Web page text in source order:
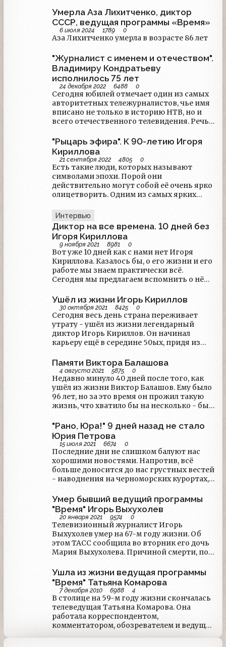
Умерла Аза Лихитченко, диктор
СССР, ведущая программы «Время»
6 июля 2024 1789 0
Аза Лихитченко умерла в возрасте 86 лет
"Журналист с именем и отечеством".
Владимиру Кондратьеву
исполнилось 75 лет
24 декабря 2022 6488 0
Сегодня юбилей отмечает один из самых
авторитетных тележурналистов, чье имя
вписано не только в историю НТВ, но и
всего отечественного телевидения. Речь о
единственном из авторов, кого все
называют строго по имени и отчеству
даже в эфире. Потому что именно так
обращаются к старшему наставнику.
"Рыцарь эфира". К 90-летию Игоря
Кириллова
21 сентября 2022 4805 0
Есть такие люди, которых называют
символами эпохи. Порой они
действительно могут собой её очень ярко
олицетворить. Одним из самых ярких
телевидения, знаменитый ведущий
программы "Время".
Интервью
Диктор на все времена. 10 дней без
Игоря Кириллова
9 ноября 2021 8981 0
Вот уже 10 дней как с нами нет Игоря
Кириллова. Казалось бы, о его жизни и его
работе мы знаем практически всё.
Сегодня мы предлагаем вспомнить о нём
интервью, данные Игорем Леонидовичем
в разные годы.
Ушёл из жизни Игорь Кириллов
30 октября 2021 8425 0
Сегодня весь день страна переживает
утрату - ушёл из жизни легендарный
диктор Игорь Кириллов. Он начинал
карьеру ещё в середине 50ых, придя из
последних дней. Ему было 89 лет.
Памяти Виктора Балашова
4 августа 2021 5875 0
Недавно минуло 40 дней после того, как
ушёл из жизни Виктор Балашов. Ему было
96 лет, но за это время он прожил такую
жизнь, что хватило бы на несколько - был
радийщиком, тележурналистом,
Заслуженным артистом СССР...
"Рано, Юра!" 9 дней назад не стало
Юрия Петрова
15 июля 2021 6674 0
Последние дни не слишком балуют нас
хорошими новостями. Напротив, всё
больше доносится до нас грустных вестей
- наводнения на черноморских курортах,
громким событием однозначно стала
смерть легендарного кинорежиссёра
Владимира Меньшова. Но на этом фоне
затерялось другое событие. 9 дней назад
ушёл человек, который тоже выбрал себе
актёрскую стезю, но главной его ролью
стали новости. Это был Юрий Петров.
Умер бывший ведущий программы
"Время" Игорь Выхухолев
20 января 2021 9574 0
Телевизионный журналист Игорь
Выхухолев умер на 67-м году жизни. Об
этом ТАСС сообщила во вторник его дочь
Мария Выхухолева. Причиной смерти, по
Выхухолев родился в Москве 15 января
1955 года. После окончания школы
поступил в МГУ, где учился на социально-
экономическом факультете.
Ушла из жизни ведущая программы
"Время" Татьяна Комарова
7 декабря 2010 6988 4
В столице на 59-м году жизни скончалась
телеведущая Татьяна Комарова. Она
работала корреспондентом,
комментатором, обозревателем и ведущей
информационной программы